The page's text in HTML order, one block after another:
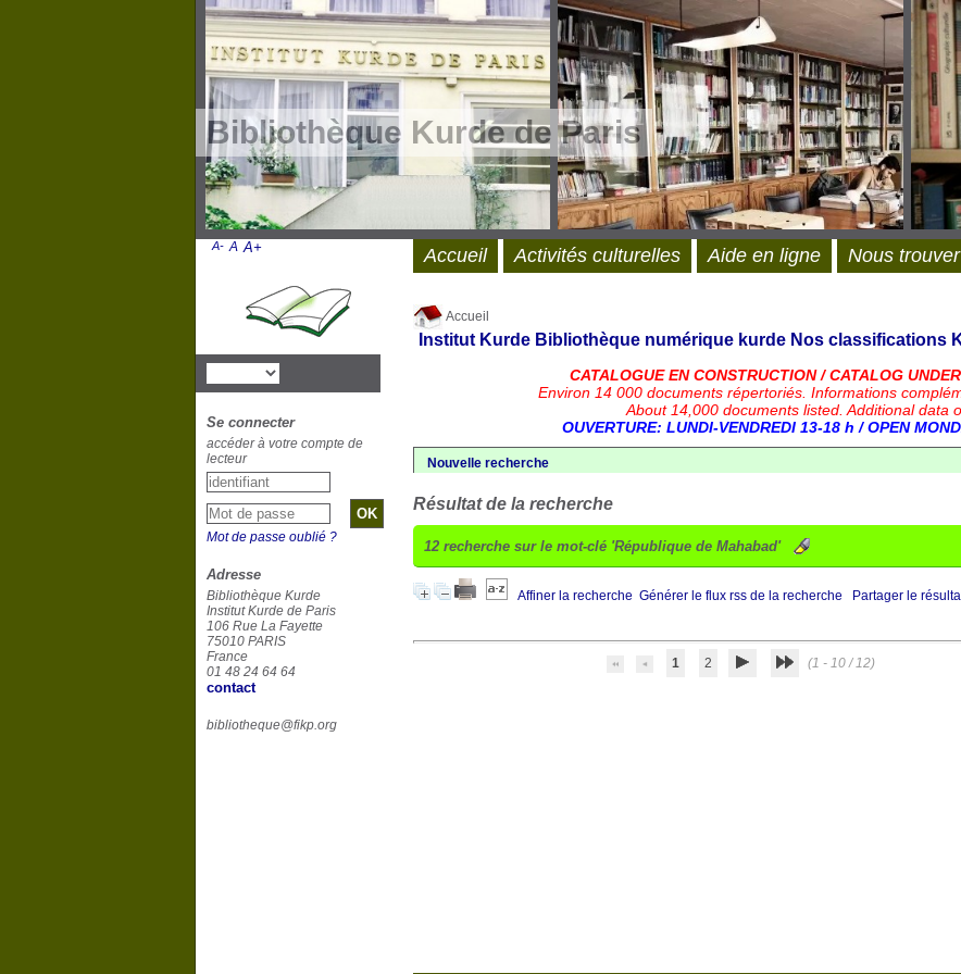
Bibliothèque Kurde de Paris
Accueil
Institut Kurde Bibliothèque numérique kurde Nos classifications
CATALOGUE EN CONSTRUCTION / CATALOG
Environ 14 000 documents répertoriés. Informations
About 14,000 documents listed. Additional data
OUVERTURE: LUNDI-VENDREDI 13-18 h / OPEN
Nouvelle recherche
Résultat de la recherche
12recherche sur le mot-clé 'République de Mahabad'
Affiner la recherche Générer le flux rss de la recherche Partager le
1 2 (1 - 10 / 12)
Accueil Activités culturelles Aide en ligne Nous trouver
A- A A+
Se connecter
accéder à votre compte de
lecteur
Mot de passe oublié ?
Adresse
Bibliothèque Kurde
Institut Kurde de Paris
106 Rue La Fayette
75010 PARIS
France
01 48 24 64 64
contact
bibliotheque@fikp.org